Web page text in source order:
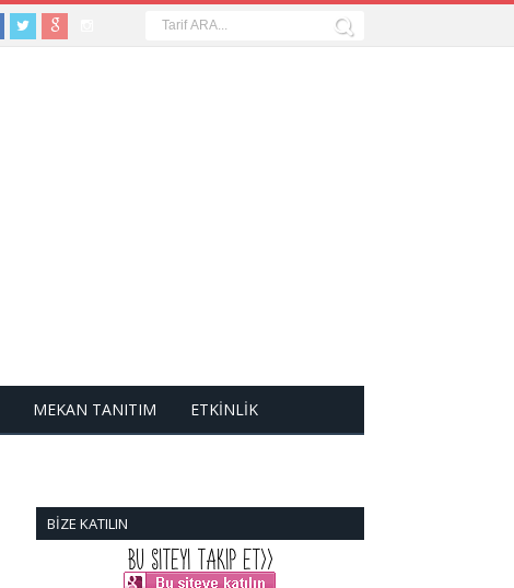
MEKAN TANITIM ETKİNLİK
BİZE KATILIN